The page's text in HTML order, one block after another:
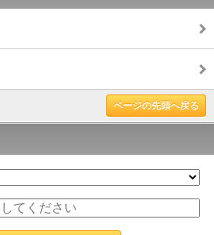
ページの先頭へ戻る